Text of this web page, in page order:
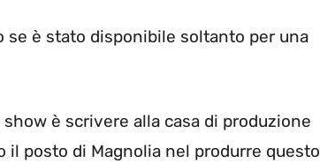
se è stato disponibile soltanto per una
è scrivere alla casa di produzione
il posto di Magnolia nel produrre questo